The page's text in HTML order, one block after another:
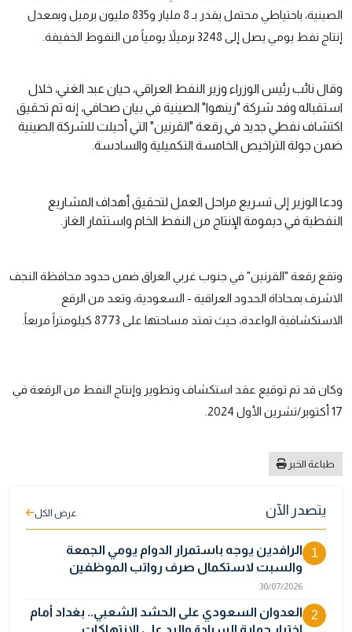
الصينية، باحتياطي محتمل يقدر بـ 8 مليار و835 مليون برميل وبمعدل
إنتاج نفط يومي يصل إلى 3248 برميلاً يومياً من النفوط الخفيفة.
وقال نائب رئيس الوزراء وزير النفط العراقي، حيان عبد الغني، خلال
استقباله وفد شركة "زينهوا" الصينية في بيان صحافي، إنه تم تحقيق
اكتشاف نفطي جديد في رقعة "القرنين" التي أحيلت للشركة الصينية
ضمن جولة التراخيص الخامسة التكميلية والسادسة.
ودعا الوزير إلى تسريع مراحل العمل لتحقيق أهداف المشاريع
النفطية في ديمومة الإنتاج من النفط الخام واستثمار الغاز.
وتقع رقعة "القرنين" في جنوب غربي العراق ضمن حدود محافظة النجف
الاشرف بمحاذاة الحدود العراقية - السعودية، وتعد من الرقع
الاستكشافية الواعدة، حيث تمتد مساحتها على 8773 كيلومتراً مربعاً.
وكان قد تم توقيع عقد استكشاف وتطوير وإنتاج النفط من الرقعة في
17 أكتوبر/تشرين الأول 2024.
طباعة الخبر
يتصدر الآن عرض الكل
1
الرافدين يوجه باستمرار الدوام يومي الجمعة
والسبت لاستكمال صرف رواتب الموظفين
30/07/2026
2
العدوان السعودي على الحشد الشعبي.. بغداد أمام
اختبار حماية السيادة والرد على الانتهاكات